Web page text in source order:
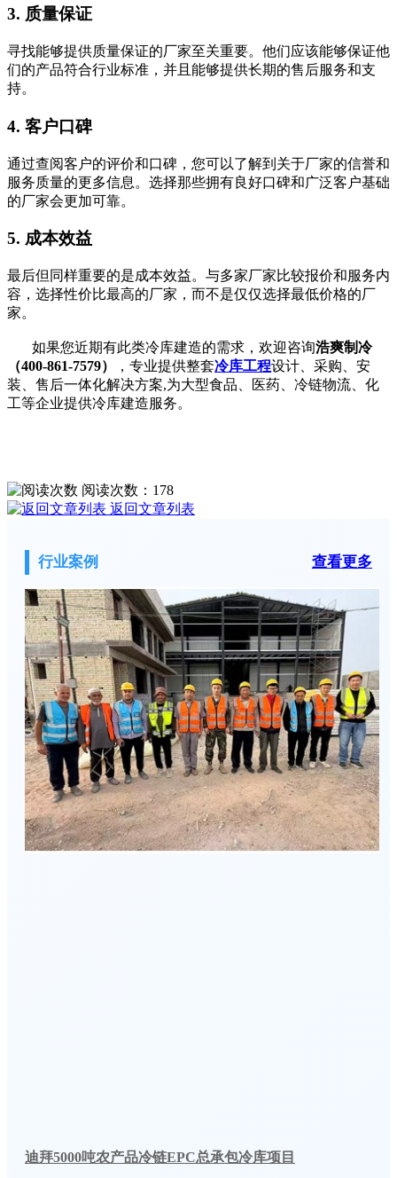
3. 质量保证
寻找能够提供质量保证的厂家至关重要。他们应该能够保证他
们的产品符合行业标准，并且能够提供长期的售后服务和支
持。
4. 客户口碑
通过查阅客户的评价和口碑，您可以了解到关于厂家的信誉和
服务质量的更多信息。选择那些拥有良好口碑和广泛客户基础
的厂家会更加可靠。
5. 成本效益
最后但同样重要的是成本效益。与多家厂家比较报价和服务内
容，选择性价比最高的厂家，而不是仅仅选择最低价格的厂
家。
如果您近期有此类冷库建造的需求，欢迎咨询浩爽制冷
（400-861-7579）
，专业提供整套冷库工程设计、采购、安
装、售后一体化解决方案,为大型食品、医药、冷链物流、化
工等企业提供冷库建造服务。
阅读次数： 178
返回文章列表
行业案例 查看更多
迪拜5000吨农产品冷链EPC总承包冷库项目